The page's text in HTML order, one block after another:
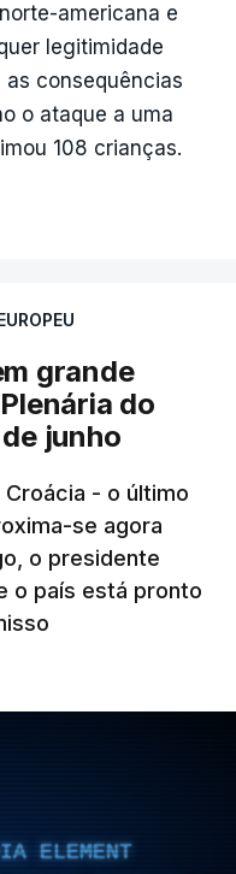
americana e
legitimidade
as consequências
o ataque a uma
108 crianças.
grande
do
junho
Croácia - o último
se agora
o presidente
o país está pronto
ELEMENT